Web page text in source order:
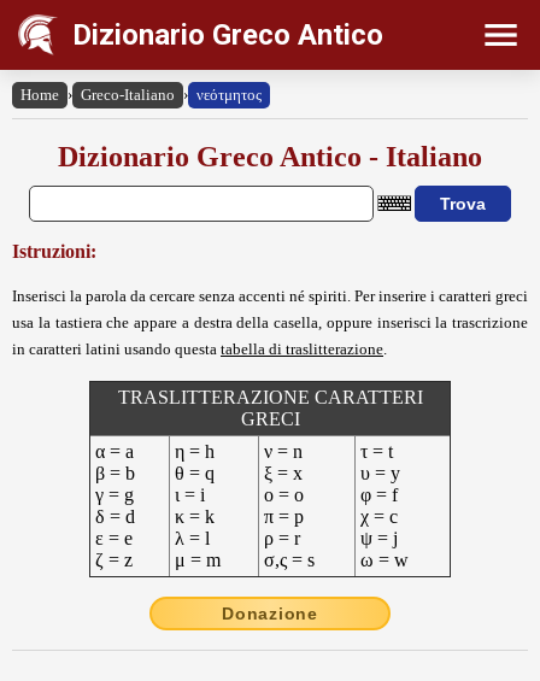
Dizionario Greco Antico
Home › Greco-Italiano › νεότμητος
Dizionario Greco Antico - Italiano
Istruzioni:
Inserisci la parola da cercare senza accenti né spiriti. Per inserire i caratteri greci
usa la tastiera che appare a destra della casella, oppure inserisci la trascrizione
in caratteri latini usando questa tabella di traslitterazione
TRASLITTERAZIONE CARATTERI
GRECI
α = a
β = b
γ = g
δ = d
ε = e
ζ = z
η = h
θ = q
ι = i
κ = k
λ = l
μ = m
ν = n
ξ = x
ο = o
π = p
ρ = r
σ,ς = s
τ = t
υ = y
φ = f
χ = c
ψ = j
ω = w
Donazione